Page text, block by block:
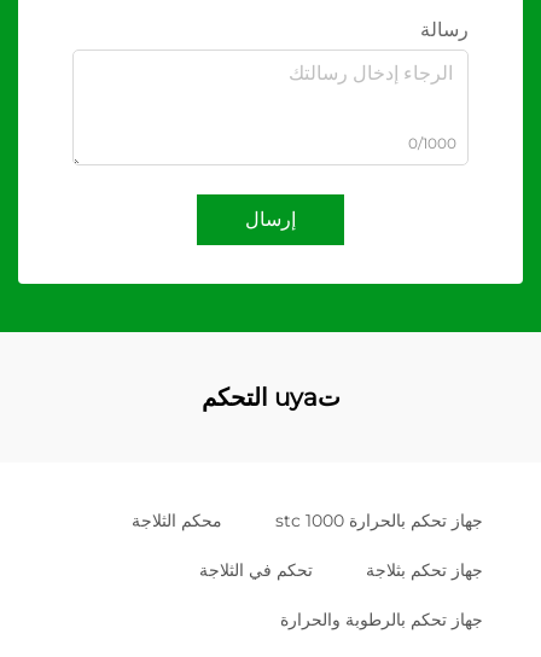
رسالة
0/1000
إرسال
تuya التحكم
جهاز تحكم بالحرارة stc 1000 محكم الثلاجة
جهاز تحكم بثلاجة تحكم في الثلاجة
جهاز تحكم بالرطوبة والحرارة